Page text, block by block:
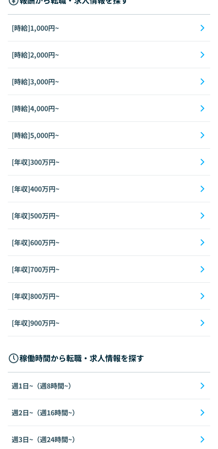
[時給]1,000円~
[時給]2,000円~
[時給]3,000円~
[時給]4,000円~
[時給]5,000円~
[年収]300万円~
[年収]400万円~
[年収]500万円~
[年収]600万円~
[年収]700万円~
[年収]800万円~
[年収]900万円~
稼働時間から転職・求人情報を探す
週1日~（週8時間~）
週2日~（週16時間~）
週3日~（週24時間~）